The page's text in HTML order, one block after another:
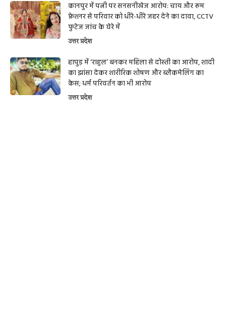
कानपुर में पत्नी पर सनसनीखेज आरोप: चाय और रूम
फ्रेशनर से परिवार को धीरे-धीरे जहर देने का दावा, CCTV
फुटेज जांच के घेरे में
उत्तर प्रदेश
हापुड़ में ‘राहुल’ बनकर महिला से दोस्ती का आरोप, शादी
का झांसा देकर शारीरिक शोषण और ब्लैकमेलिंग का
केस; धर्म परिवर्तन का भी आरोप
उत्तर प्रदेश